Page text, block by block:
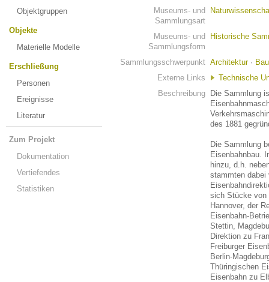
Objektgruppen
Objekte
Materielle Modelle
Erschließung
Personen
Ereignisse
Literatur
Zum Projekt
Dokumentation
Vertiefendes
Statistiken
Museums- und
Sammlungsart
Museums- und
Sammlungsform
Historische
Sammlungsschwerpunkt Architektur·
Externe Links
Technische
Beschreibung
Die Sammlung
des 1881
Die Sammlung
Eisenbahnbau.
hinzu, d.h.
stammten dabei
sich Stücke von
Hannover, der
Eisenbahn-
Stettin,
Direktion zu
Freiburger
Berlin-
Thüringischen
Eisenbahn zu